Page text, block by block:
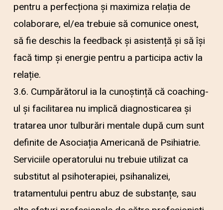
pentru a perfecționa și maximiza relația de
colaborare, el/ea trebuie să comunice onest,
să fie deschis la feedback și asistență și să își
facă timp și energie pentru a participa activ la
relație.
3.6. Cumpărătorul ia la cunoștință că coaching-
ul și facilitarea nu implică diagnosticarea și
tratarea unor tulburări mentale după cum sunt
definite de Asociația Americană de Psihiatrie.
Serviciile operatorului nu trebuie utilizat ca
substitut al psihoterapiei, psihanalizei,
tratamentului pentru abuz de substanțe, sau